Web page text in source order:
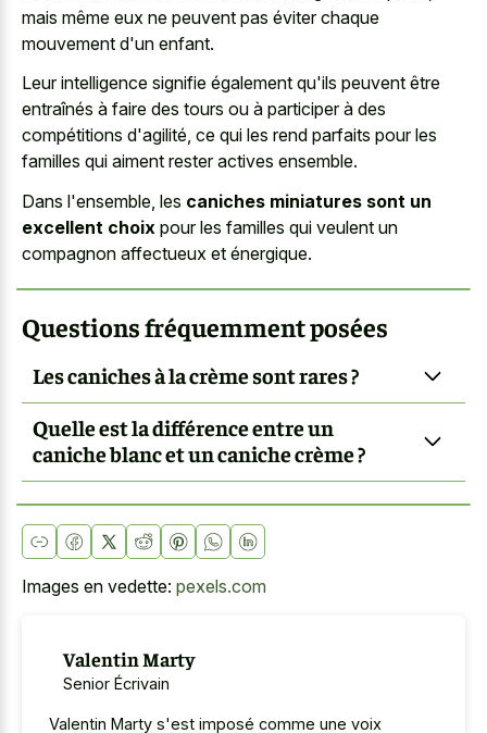
mais même eux ne peuvent pas éviter chaque
mouvement d'un enfant.
Leur intelligence signifie également qu'ils peuvent être
entraînés à faire des tours ou à participer à des
compétitions d'agilité, ce qui les rend parfaits pour les
familles qui aiment rester actives ensemble.
Dans l'ensemble, les caniches miniatures sont un
excellent choix pour les familles qui veulent un
compagnon affectueux et énergique.
Questions fréquemment posées
Les caniches à la crème sont rares ?
Quelle est la différence entre un
caniche blanc et un caniche crème ?
Images en vedette: pexels.com
Valentin Marty
Senior Écrivain
Valentin Marty s'est imposé comme une voix